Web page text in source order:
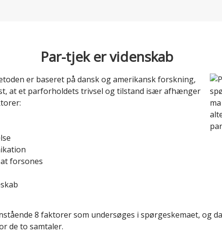
Par-tjek er videnskab
er baseret på dansk og amerikansk forskning,
at et parforholdets trivsel og tilstand især afhænger
forsones
8 faktorer som undersøges i spørgeskemaet, og
de to samtaler.